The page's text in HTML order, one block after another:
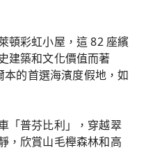
頓彩虹小屋，這 82 座繽
建築和文化價值而著
的首選海濱度假地，如
「普芬比利」，穿越翠
，欣賞山毛櫸森林和高